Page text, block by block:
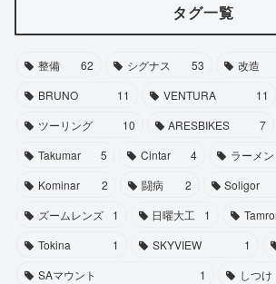
タグ一覧
整備 62 シグナス 53 改造
BRUNO
11 VENTURA 11
ツーリング
10 ARESBIKES 7
Takumar
5 Cintar 4 ラーメン
Kominar
2 闘病 2 Soligor
ズームレンズ
1 日曜大工 1
Tokina
1 SKYVIEW 1
SAマウント
1 しつけ